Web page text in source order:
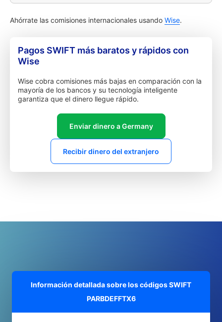
Ahórrate las comisiones internacionales usando Wise.
Pagos SWIFT más baratos y rápidos con
Wise
Wise cobra comisiones más bajas en comparación con la
mayoría de los bancos y su tecnología inteligente
garantiza que el dinero llegue rápido.
Enviar dinero a Germany
Recibir dinero del extranjero
Información detallada sobre los códigos SWIFT
PARBDEFFTX6